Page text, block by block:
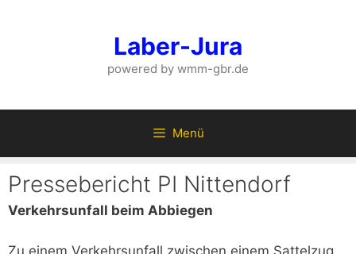
Laber-Jura
powered by wmm-gbr.de
Menü
Pressebericht PI Nittendorf
Verkehrsunfall beim Abbiegen
Zu einem Verkehrsunfall zwischen einem Sattelzug